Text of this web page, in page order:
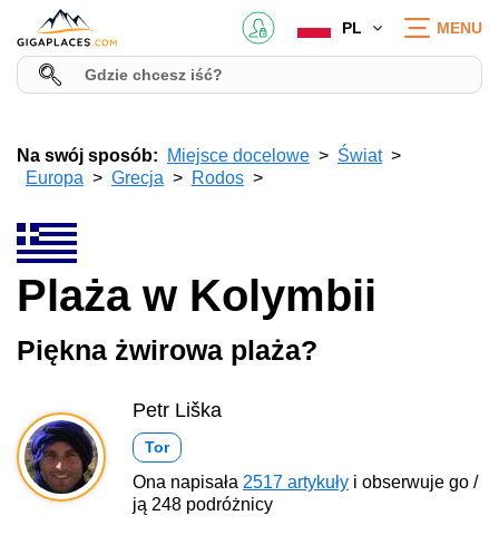
PL MENU
Na swój sposób: Miejsce docelowe
Świat
Europa
Grecja Rodos
Plaża w Kolymbii
Piękna żwirowa plaża?
Petr Liška
Tor
Ona napisała 2517 artykuły i obserwuje go /
ją 248 podróżnicy